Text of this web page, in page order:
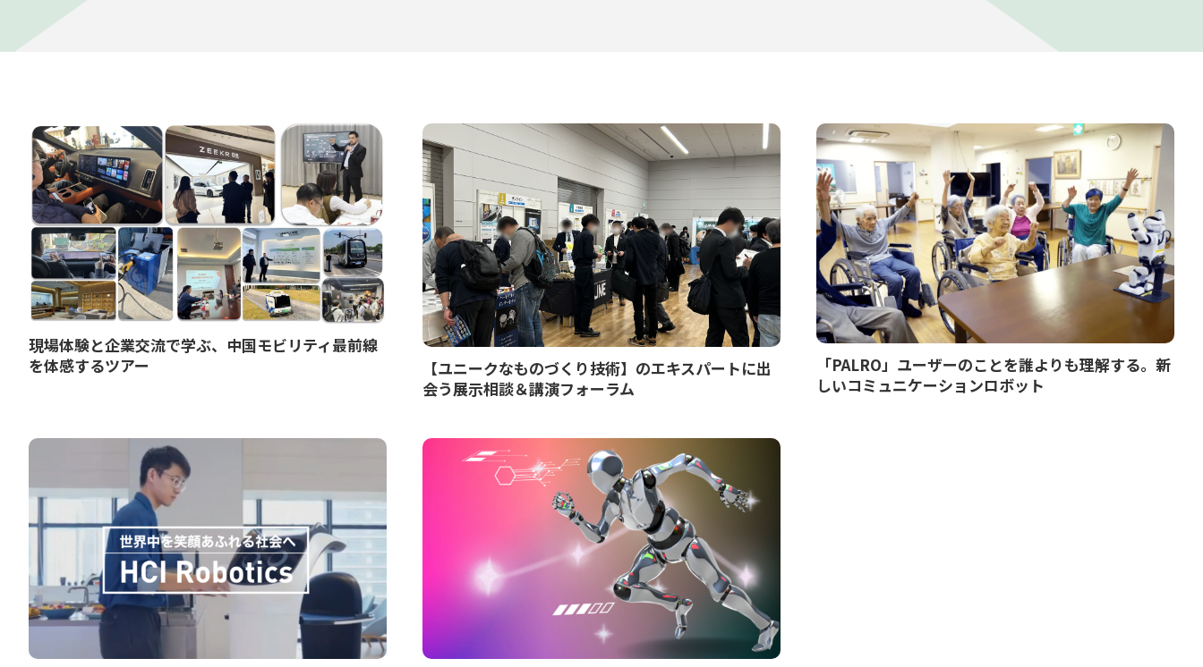
現場体験と企業交流で学ぶ、中国モビリティ最前線
を体感するツアー
【ユニークなものづくり技術】のエキスパートに出
会う展示相談＆講演フォーラム
「PALRO」ユーザーのことを誰よりも理解する。新
しいコミュニケーションロボット